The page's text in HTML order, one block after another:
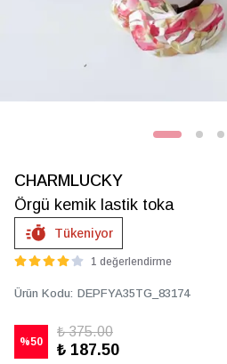
CHARMLUCKY
Örgü kemik lastik toka
Tükeniyor
1 değerlendirme
Ürün Kodu: DEPFYA35TG_83174
%50
₺ 375.00
₺ 187.50